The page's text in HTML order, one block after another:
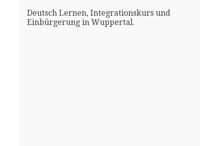
Deutsch Lernen, Integrationskurs und
Einbürgerung in Wuppertal.